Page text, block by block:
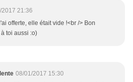
2017 21:36
offerte, elle était vide !<br /> Bon
toi aussi :o)
08/01/2017 15:30